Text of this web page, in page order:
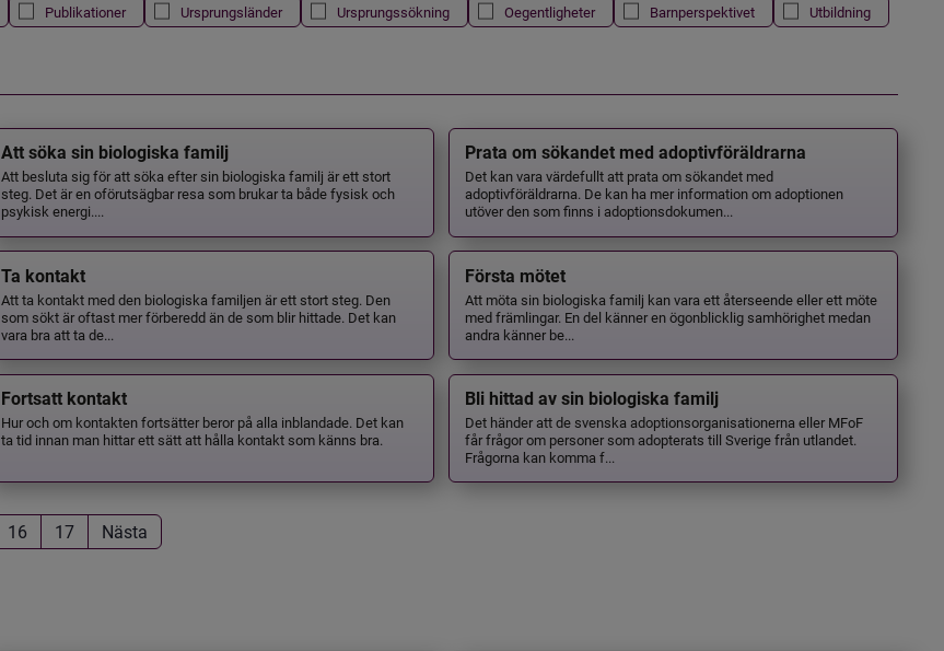
Publikationer Ursprungsländer Ursprungssökning Oegentligheter Barnperspektivet
Utbildning
Att söka sin biologiska familj
Att besluta sig för att söka efter sin biologiska familj är ett stort
steg. Det är en oförutsägbar resa som brukar ta både fysisk och
psykisk energi....
Prata om sökandet med adoptivföräldrarna
Det kan vara värdefullt att prata om sökandet med
adoptivföräldrarna. De kan ha mer information om adoptionen
utöver den som finns i adoptionsdokumen...
Ta kontakt
Att ta kontakt med den biologiska familjen är ett stort steg. Den
som sökt är oftast mer förberedd än de som blir hittade. Det kan
vara bra att ta de...
Första mötet
Att möta sin biologiska familj kan vara ett återseende eller ett möte
med främlingar. En del känner en ögonblicklig samhörighet medan
andra känner be...
Fortsatt kontakt
Hur och om kontakten fortsätter beror på alla inblandade. Det kan
ta tid innan man hittar ett sätt att hålla kontakt som känns bra.
Bli hittad av sin biologiska familj
Det händer att de svenska adoptionsorganisationerna eller MFoF
får frågor om personer som adopterats till Sverige från utlandet.
Frågorna kan komma f...
16 17 Nästa